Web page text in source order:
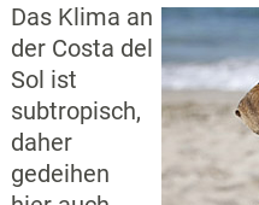
Das Klima an
der Costa del
Sol ist
subtropisch,
daher
gedeihen